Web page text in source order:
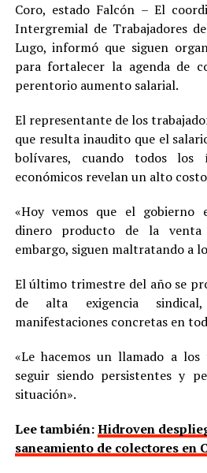
Coro, estado Falcón – El
Intergremial de Trabajadores
Lugo, informó que siguen
para fortalecer la agenda de
perentorio aumento salarial.
El representante de los
que resulta inaudito que el
bolívares, cuando todos los
económicos revelan un alto
«Hoy vemos que el gobierno
dinero producto de la
embargo, siguen maltratando a
El último trimestre del año se
de alta exigencia
manifestaciones concretas en
«Le hacemos un llamado a los
seguir siendo persistentes y
situación».
Lee también:Hidroven
saneamiento de colectores en